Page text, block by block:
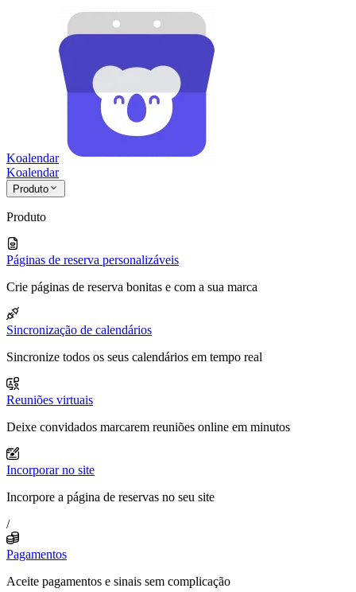
Koalendar
Koalendar
Produto
Produto
Páginas de reserva personalizáveis
Crie páginas de reserva bonitas e com a sua marca
Sincronização de calendários
Sincronize todos os seus calendários em tempo real
Reuniões virtuais
Deixe convidados marcarem reuniões online em minutos
Incorporar no site
Incorpore a página de reservas no seu site
/
Pagamentos
Aceite pagamentos e sinais sem complicação